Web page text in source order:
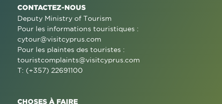
CONTACTEZ-NOUS
Deputy Ministry of Tourism
Pour les informations touristiques :
cytour@visitcyprus.com
Pour les plaintes des touristes :
touristcomplaints@visitcyprus.com
T: (+357) 22691100
CHOSES À FAIRE